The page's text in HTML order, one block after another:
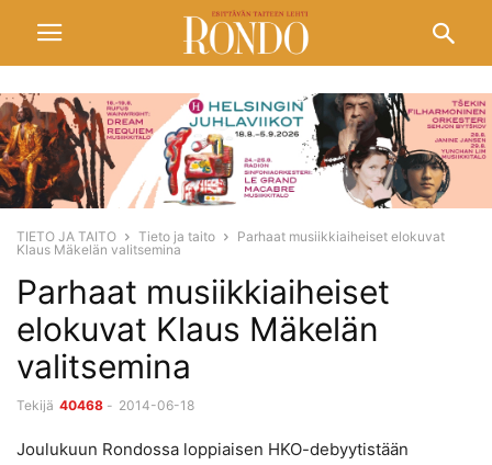
TIETO JA TAITO Tieto ja taito
Parhaat musiikkiaiheiset elokuvat
Klaus Mäkelän valitsemina
Parhaat musiikkiaiheiset
elokuvat Klaus Mäkelän
valitsemina
Tekijä 40468 - 2014-06-18
Joulukuun Rondossa loppiaisen HKO-debyytistään